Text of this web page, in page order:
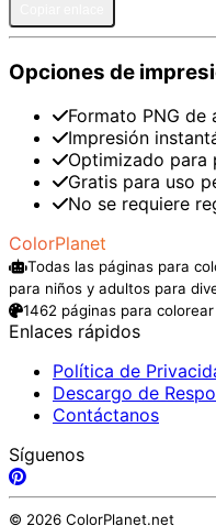
Opciones de
Formato PNG de
Impresión
Optimizado para
Gratis para uso
No se requiere
ColorPlanet
Todas las páginas para
para niños y adultos para
1462 páginas para
Enlaces rápidos
Política de
Descargo de
Contáctanos
Síguenos
© 2026 ColorPlanet.net